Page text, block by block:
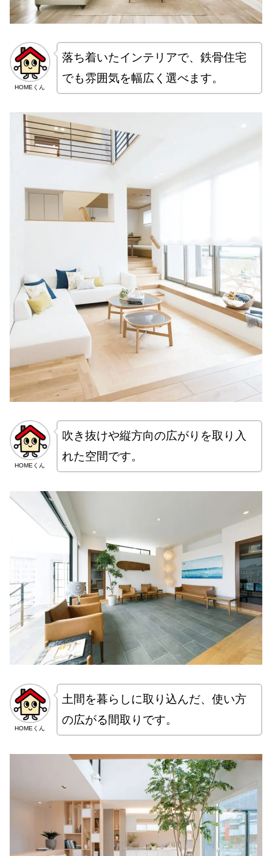
HOMEくん
落ち着いたインテリアで、鉄骨住宅
でも雰囲気を幅広く選べます。
HOMEくん
吹き抜けや縦方向の広がりを取り入
れた空間です。
HOMEくん
土間を暮らしに取り込んだ、使い方
の広がる間取りです。